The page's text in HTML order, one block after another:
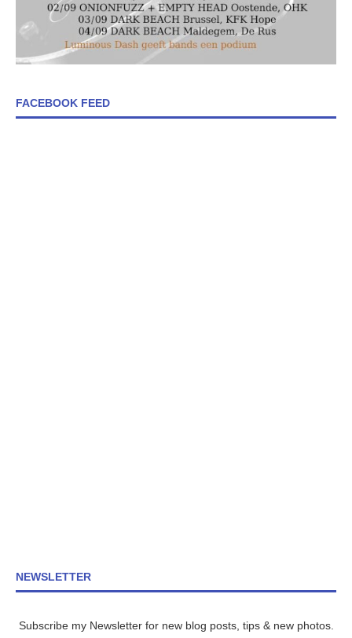
FACEBOOK FEED
NEWSLETTER
Subscribe my Newsletter for new blog posts, tips & new photos.